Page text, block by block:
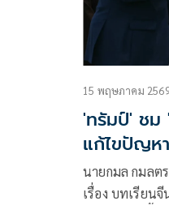
15 พฤษภาคม
'ทรัมป์' ชม
แก้ไขปัญห
ได้สำเร็จ
นายกมล กมลต
เรื่อง บทเรียนจีนแก้ไขปัญหาความยากจนของคนในชาติ